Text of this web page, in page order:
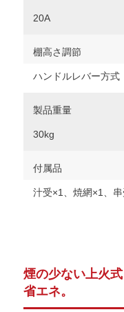
20A
棚高さ調節
ハンドルレバー方式
製品重量
30kg
付属品
汁受×1、焼網×1、
煙の少ない上火
省エネ。